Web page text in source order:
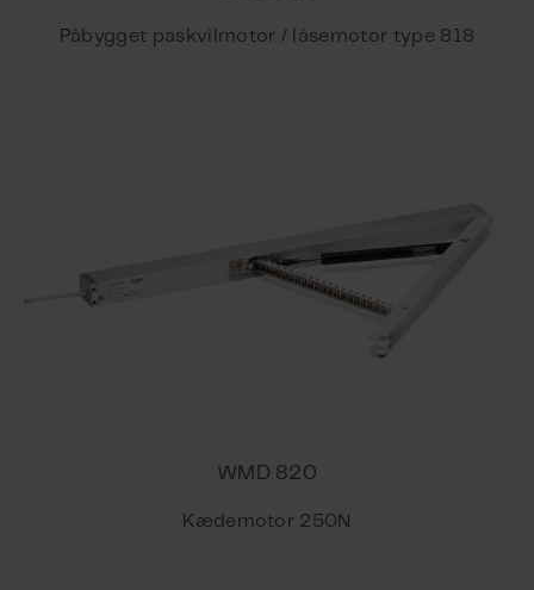
Påbygget paskvilmotor / låsemotor type 818
WMD 820
Kædemotor 250N